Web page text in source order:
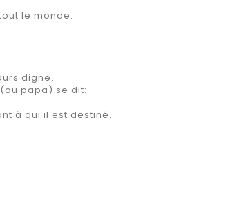
le monde.
digne.
papa) se dit:
à qui il est destiné.